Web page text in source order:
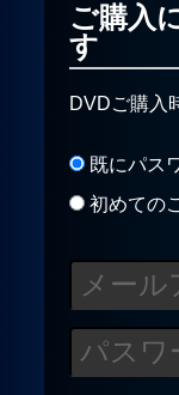
新
よく
著作
プライバ
ご購入
す
DVDご購入
既にパス
初めての